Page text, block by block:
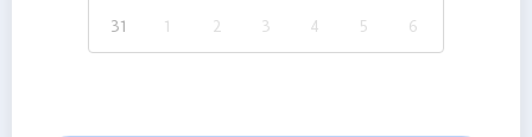
31 1 2 3 4 5 6